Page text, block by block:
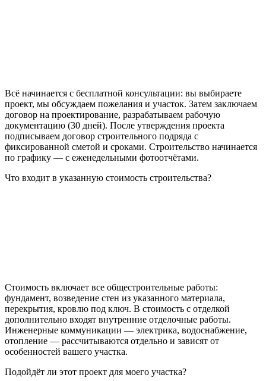
Всё начинается с бесплатной консультации: вы выбираете
проект, мы обсуждаем пожелания и участок. Затем заключаем
договор на проектирование, разрабатываем рабочую
документацию (30 дней). После утверждения проекта
подписываем договор строительного подряда с
фиксированной сметой и сроками. Строительство начинается
по графику — с еженедельными фотоотчётами.
Что входит в указанную стоимость строительства?
Стоимость включает все общестроительные работы:
фундамент, возведение стен из указанного материала,
перекрытия, кровлю под ключ. В стоимость с отделкой
дополнительно входят внутренние отделочные работы.
Инженерные коммуникации — электрика, водоснабжение,
отопление — рассчитываются отдельно и зависят от
особенностей вашего участка.
Подойдёт ли этот проект для моего участка?